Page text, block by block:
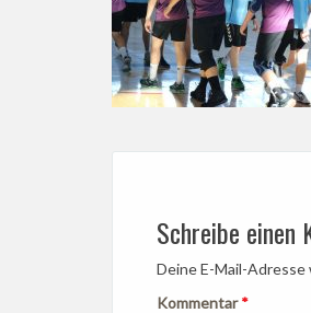
Schreibe einen
Deine E-Mail-
Kommentar*